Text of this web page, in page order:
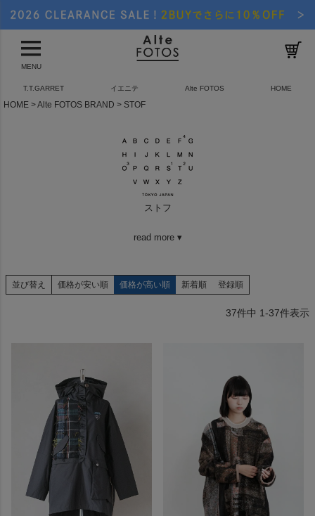
MENU
T.T.GARRET イエニテ Alte FOTOS HOME
HOME Alte FOTOS BRAND STOF
ストフ
read more ▾
並び替え 価格が安い順 価格が高い順 新着順 登録順
37件中 1-37件表示